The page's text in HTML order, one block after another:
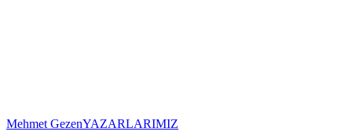
Mehmet GezenYAZARLARIMIZ